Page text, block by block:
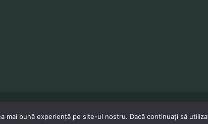
© Toate drepturile rezervate 2023. Realizat de
mai bună experiență pe site-ul nostru. Dacă continuați să